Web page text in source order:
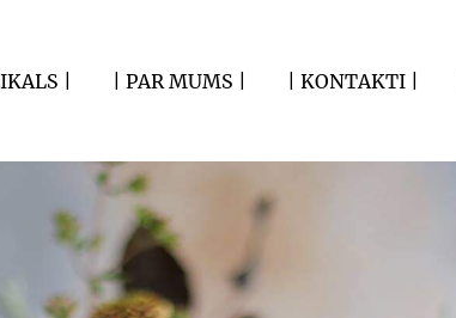
| | PAR MUMS | | KONTAKTI |